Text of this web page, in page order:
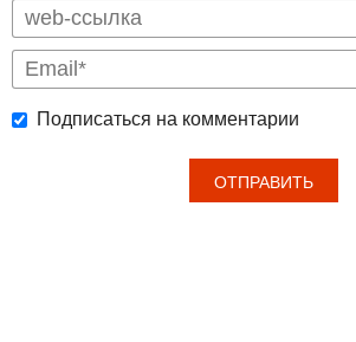
Подписаться на комментарии